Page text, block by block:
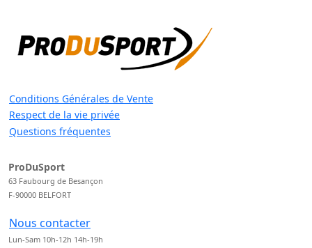
Conditions Générales de Vente
Respect de la vie privée
Questions fréquentes
ProDuSport
63 Faubourg de Besançon
F-90000 BELFORT
Nous contacter
Lun-Sam 10h-12h 14h-19h